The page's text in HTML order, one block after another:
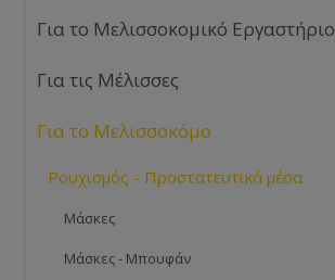
Για το Μελισσοκομικό Εργαστήριο
Για τις Μέλισσες
Για το Μελισσοκόμο
Ρουχισμός - Προστατευτικά μέσα
Μάσκες
Μάσκες - Μπουφάν